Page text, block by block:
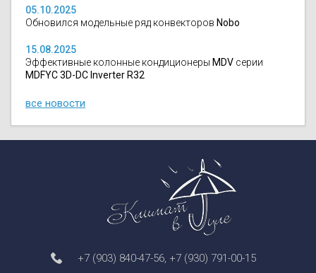
05.10.2025
Обновился модельные ряд конвекторов Nobo
15.08.2025
Эффективные колонные кондиционеры MDV серии
MDFYC 3D-DC Inverter R32
все новости
+7 (903) 840-47-56 +7 (930) 791-00-15